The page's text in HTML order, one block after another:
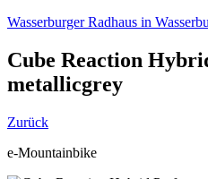
Wasserburger Radhaus in
Cube Reaction
metallicgrey
Zurück
e-Mountainbike